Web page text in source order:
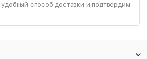
удобный способ доставки и подтвердим